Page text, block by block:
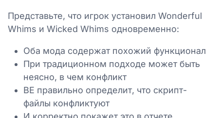
Представьте, что игрок установил Wonderful
Whims и Wicked Whims одновременно:
Оба мода содержат похожий функционал
При традиционном подходе может быть
неясно, в чем конфликт
BE правильно определит, что скрипт-
файлы конфликтуют